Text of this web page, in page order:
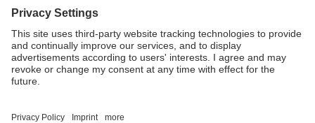
1999
Abitur